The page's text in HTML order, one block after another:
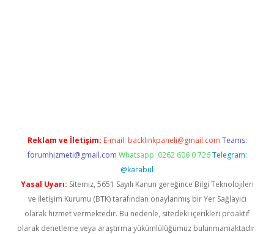
Reklam ve İletişim: E-mail: backlinkpaneli@gmail.com Teams:
forumhizmeti@gmail.com Whatsapp: 0262 606 0 726 Telegram:
@karabul
Yasal Uyarı: Sitemiz, 5651 Sayılı Kanun gereğince Bilgi Teknolojileri
ve İletişim Kurumu (BTK) tarafından onaylanmış bir Yer Sağlayıcı
olarak hizmet vermektedir. Bu nedenle, sitedeki içerikleri proaktif
olarak denetleme veya araştırma yükümlülüğümüz bulunmamaktadır.